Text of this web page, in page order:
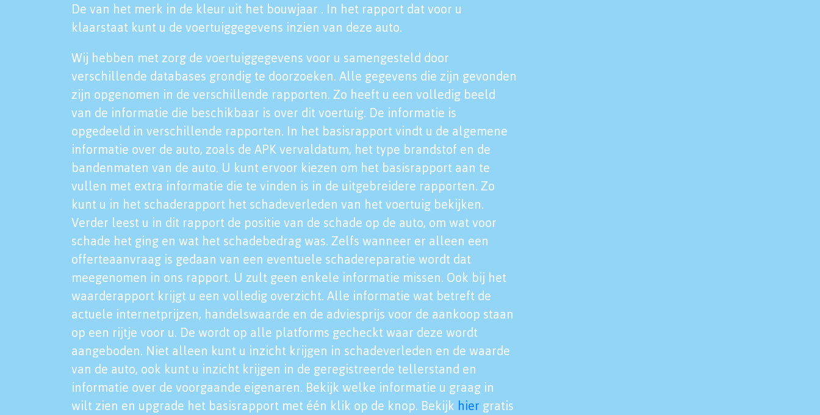
De van het merk in de kleur uit het bouwjaar . In het rapport dat voor u
klaarstaat kunt u de voertuiggegevens inzien van deze auto.
Wij hebben met zorg de voertuiggegevens voor u samengesteld door
verschillende databases grondig te doorzoeken. Alle gegevens die zijn gevonden
zijn opgenomen in de verschillende rapporten. Zo heeft u een volledig beeld
van de informatie die beschikbaar is over dit voertuig. De informatie is
opgedeeld in verschillende rapporten. In het basisrapport vindt u de algemene
informatie over de auto, zoals de APK vervaldatum, het type brandstof en de
bandenmaten van de auto. U kunt ervoor kiezen om het basisrapport aan te
vullen met extra informatie die te vinden is in de uitgebreidere rapporten. Zo
kunt u in het schaderapport het schadeverleden van het voertuig bekijken.
Verder leest u in dit rapport de positie van de schade op de auto, om wat voor
schade het ging en wat het schadebedrag was. Zelfs wanneer er alleen een
offerteaanvraag is gedaan van een eventuele schadereparatie wordt dat
meegenomen in ons rapport. U zult geen enkele informatie missen. Ook bij het
waarderapport krijgt u een volledig overzicht. Alle informatie wat betreft de
actuele internetprijzen, handelswaarde en de adviesprijs voor de aankoop staan
op een rijtje voor u. De wordt op alle platforms gecheckt waar deze wordt
aangeboden. Niet alleen kunt u inzicht krijgen in schadeverleden en de waarde
van de auto, ook kunt u inzicht krijgen in de geregistreerde tellerstand en
informatie over de voorgaande eigenaren. Bekijk welke informatie u graag in
wilt zien en upgrade het basisrapport met één klik op de knop. Bekijk hier gratis